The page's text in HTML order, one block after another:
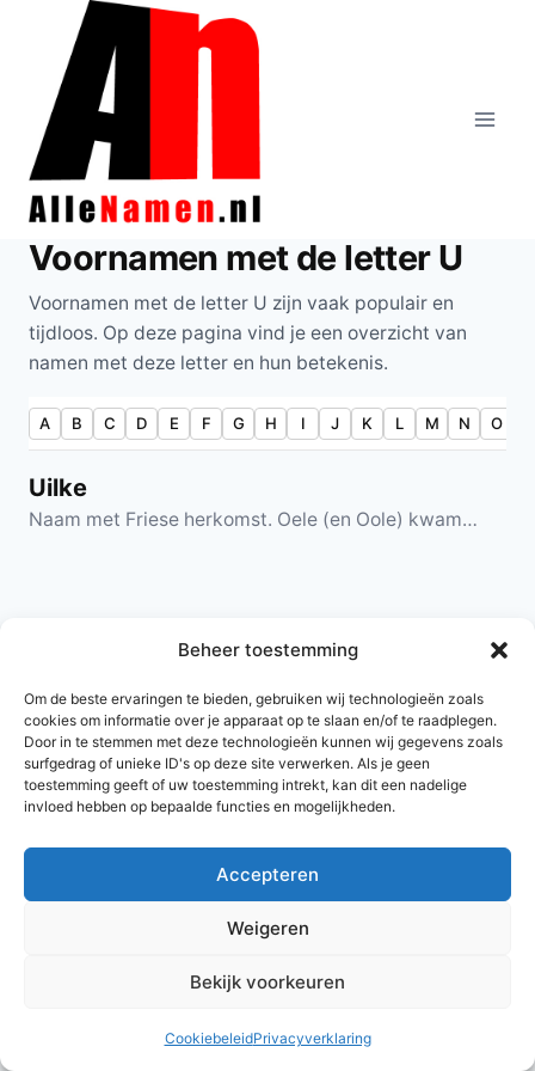
Beheer toestemming
Om de beste ervaringen te bieden, gebruiken wij technologieën zoals
cookies om informatie over je apparaat op te slaan en/of te raadplegen.
Door in te stemmen met deze technologieën kunnen wij gegevens zoals
surfgedrag of unieke ID's op deze site verwerken. Als je geen
toestemming geeft of uw toestemming intrekt, kan dit een nadelige
invloed hebben op bepaalde functies en mogelijkheden.
Accepteren
Weigeren
Bekijk voorkeuren
CookiebeleidPrivacyverklaring
Doorgaan
inhoud
Voornamen met de letter U
Voornamen met de letter U zijn vaak populair en
tijdloos. Op deze pagina vind je een overzicht van
namen met deze letter en hun betekenis.
A B C D E F G H I J K L M N O
Uilke
Naam met Friese herkomst. Oele (en Oole) kwam…
© 2026 AlleNamen.nl